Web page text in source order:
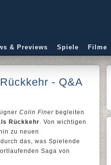
& Previews Spiele Filme
- Q&A
Colin Finer begleiten
Rückkehr. Von wichtigen
zu neuen
das, was Spielende
Saga von